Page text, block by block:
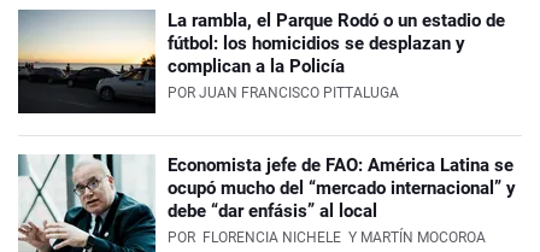
La rambla, el Parque Rodó o un estadio de
fútbol: los homicidios se desplazan y
complican a la Policía
POR JUAN FRANCISCO PITTALUGA
Economista jefe de FAO: América Latina se
ocupó mucho del “mercado internacional” y
debe “dar enfásis” al local
POR FLORENCIA NICHELE Y MARTÍN MOCOROA